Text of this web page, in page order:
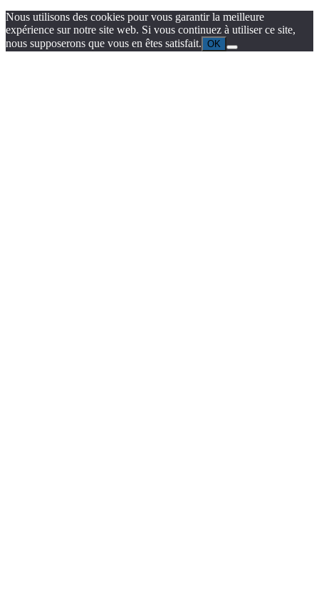
Nous utilisons des cookies pour vous garantir la meilleure
expérience sur notre site web. Si vous continuez à utiliser ce site,
nous supposerons que vous en êtes satisfait. OK